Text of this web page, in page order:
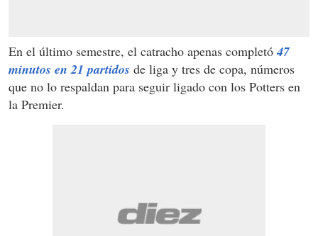
En el último semestre, el catracho apenas completó47
minutos en 21 partidos de liga y tres de copa, números
que no lo respaldan para seguir ligado con los Potters en
la Premier.